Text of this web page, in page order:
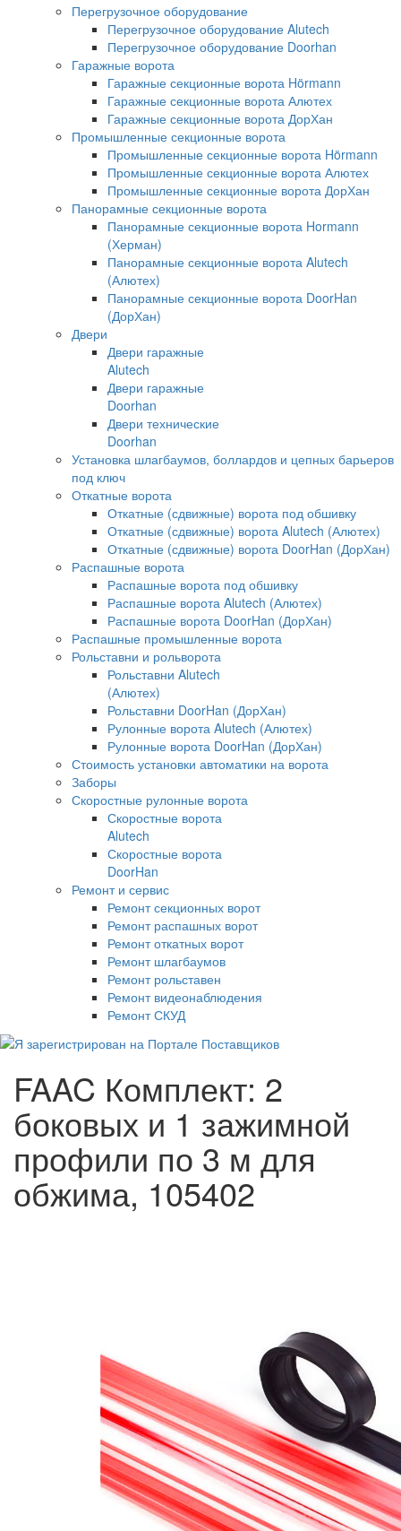
Перегрузочное оборудование
Перегрузочное оборудование Alutech
Перегрузочное оборудование Doorhan
Гаражные ворота
Гаражные секционные ворота Hörmann
Гаражные секционные ворота Алютех
Гаражные секционные ворота ДорХан
Промышленные секционные ворота
Промышленные секционные ворота Hörmann
Промышленные секционные ворота Алютех
Промышленные секционные ворота ДорХан
Панорамные секционные ворота
Панорамные секционные ворота Hormann
(Херман)
Панорамные секционные ворота Alutech
(Алютех)
Панорамные секционные ворота DoorHan
(ДорХан)
Двери
Двери гаражные
Alutech
Двери гаражные
Doorhan
Двери технические
Doorhan
Установка шлагбаумов, боллардов и цепных барьеров
под ключ
Откатные ворота
Откатные (сдвижные) ворота под обшивку
Откатные (сдвижные) ворота Alutech (Алютех)
Откатные (сдвижные) ворота DoorHan (ДорХан)
Распашные ворота
Распашные ворота под обшивку
Распашные ворота Alutech (Алютех)
Распашные ворота DoorHan (ДорХан)
Распашные промышленные ворота
Рольставни и рольворота
Рольставни Alutech
(Алютех)
Рольставни DoorHan (ДорХан)
Рулонные ворота Alutech (Алютех)
Рулонные ворота DoorHan (ДорХан)
Стоимость установки автоматики на ворота
Заборы
Скоростные рулонные ворота
Скоростные ворота
Alutech
Скоростные ворота
DoorHan
Ремонт и сервис
Ремонт секционных ворот
Ремонт распашных ворот
Ремонт откатных ворот
Ремонт шлагбаумов
Ремонт рольставен
Ремонт видеонаблюдения
Ремонт СКУД
FAAC Комплект: 2
боковых и 1 зажимной
профили по 3 м для
обжима, 105402